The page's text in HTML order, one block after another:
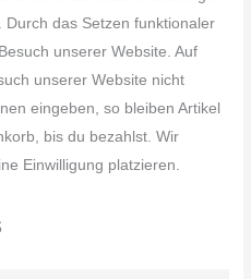
das Setzen funktionaler
unserer Website. Auf
unserer Website nicht
eingeben, so bleiben Artikel
bis du bezahlst. Wir
Einwilligung platzieren.